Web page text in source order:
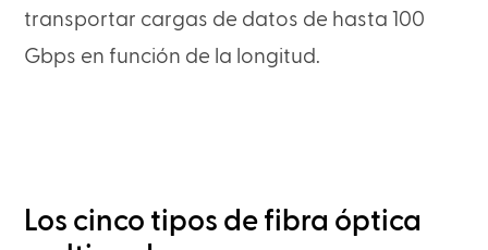
transportar cargas de datos de hasta 100
Gbps en función de la longitud.
Los cinco tipos de fibra óptica